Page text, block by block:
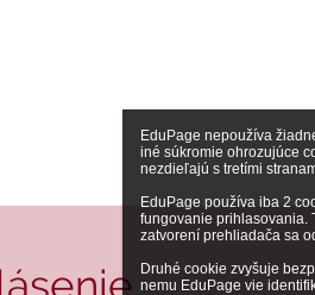
EduPage nepoužíva
iné súkromie ohrozujúce
nezdieľajú s tretími
EduPage používa iba 2
fungovanie prihlasovania.
zatvorení prehliadača sa
Druhé cookie zvyšuje
nemu EduPage vie